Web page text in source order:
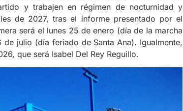
y trabajen en régimen de nocturnidad y
de 2027, tras el informe presentado por el
será el lunes 25 de enero (día de la marcha
julio (día feriado de Santa Ana). Igualmente,
que será Isabel Del Rey Reguillo.